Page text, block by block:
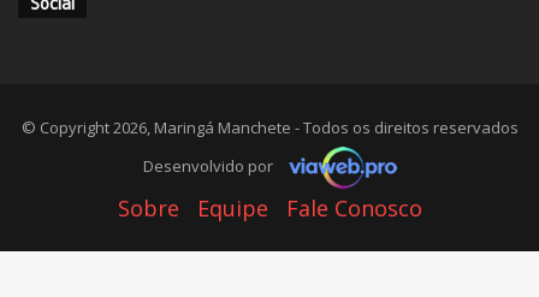
© Copyright 2026, Maringá Manchete - Todos os direitos reservados
Desenvolvido por
Sobre Equipe Fale Conosco